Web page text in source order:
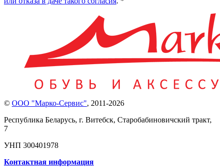
© ООО "Марко-Сервис", 2011-2026
Республика Беларусь, г. Витебск, Старобабиновичский тракт,
7
УНП 300401978
Контактная информация